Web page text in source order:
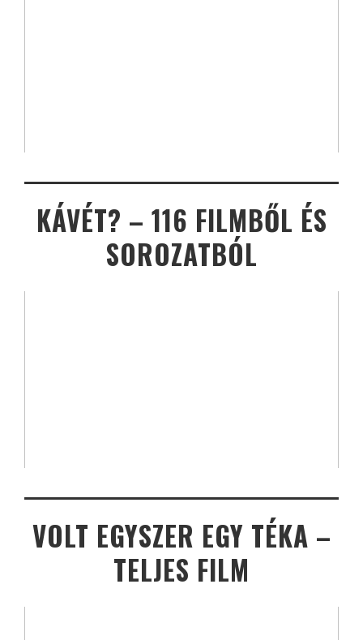
KÁVÉT? – 116 FILMBŐL ÉS
SOROZATBÓL
VOLT EGYSZER EGY TÉKA –
TELJES FILM